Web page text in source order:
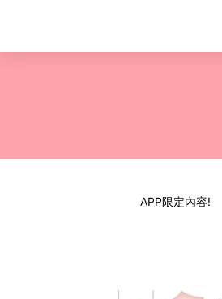
APP限定內容!